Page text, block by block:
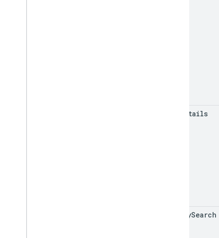
Details
nearbySearch